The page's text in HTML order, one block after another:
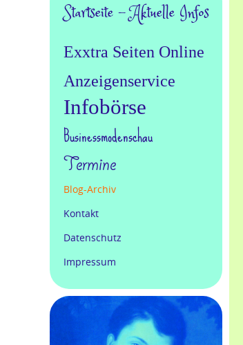
überspringen
Startseite - Aktuelle Infos
Exxtra Seiten Online
Anzeigenservice
Infobörse
Businessmodenschau
Termine
Blog-Archiv
Kontakt
Datenschutz
Impressum